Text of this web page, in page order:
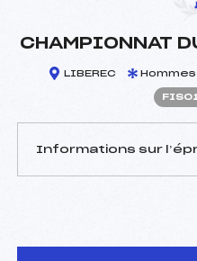
CHAMPIONNAT
LIBEREC Hommes
Informations sur
D.T Adjoint :